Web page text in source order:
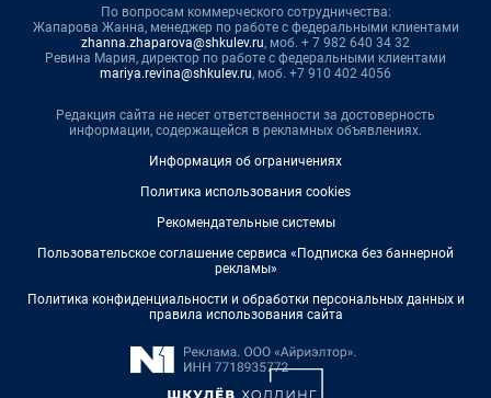
По вопросам коммерческого сотрудничества:
Жапарова Жанна, менеджер по работе с федеральными клиентами
zhanna.zhaparova@shkulev.ru, моб. + 7 982 640 34 32
Ревина Мария, директор по работе с федеральными клиентами
mariya.revina@shkulev.ru, моб. +7 910 402 4056
Редакция сайта не несет ответственности за достоверность
информации, содержащейся в рекламных объявлениях.
Информация об ограничениях
Политика использования cookies
Рекомендательные системы
Пользовательское соглашение сервиса «Подписка без баннерной
рекламы»
Политика конфиденциальности и обработки персональных данных и
правила использования сайта